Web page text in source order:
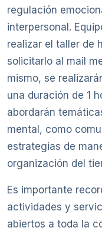
regulación
interpersonal.
realizar el taller de
solicitarlo al mail
mismo, se
una duración de 1
abordarán
mental, como
estrategias de
organización del
Es importante
actividades y
abiertos a toda la